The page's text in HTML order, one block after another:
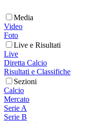
Media
Video
Foto
Live e Risultati
Live
Diretta Calcio
Risultati e Classifiche
Sezioni
Calcio
Mercato
Serie A
Serie B